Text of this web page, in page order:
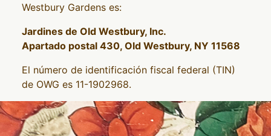
Westbury Gardens es:
Jardines de Old Westbury, Inc.
Apartado postal 430, Old Westbury, NY 11568
El número de identificación fiscal federal (TIN)
de OWG es 11-1902968.